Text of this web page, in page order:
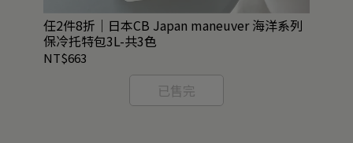
任2件8折｜日本CB Japan maneuver 海洋系列
保冷托特包3L-共3色
NT$663
已售完